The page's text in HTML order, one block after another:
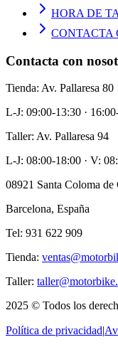
HORA DE
CONTACTA
Contacta con
Tienda: Av. Pallaresa 80
L-J: 09:00-13:30 ·
Taller: Av. Pallaresa 94
L-J: 08:00-18:00 · V:
08921 Santa Coloma de
Barcelona, España
Tel: 931 622 909
Tienda:
Taller:
2025 © Todos los
Política de privacidad|